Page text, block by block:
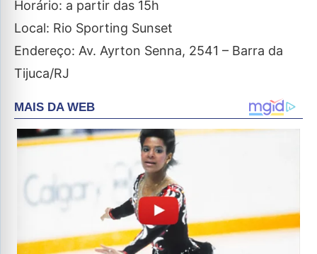
Horário: a partir das 15h
Local: Rio Sporting Sunset
Endereço: Av. Ayrton Senna, 2541 – Barra da
Tijuca/RJ